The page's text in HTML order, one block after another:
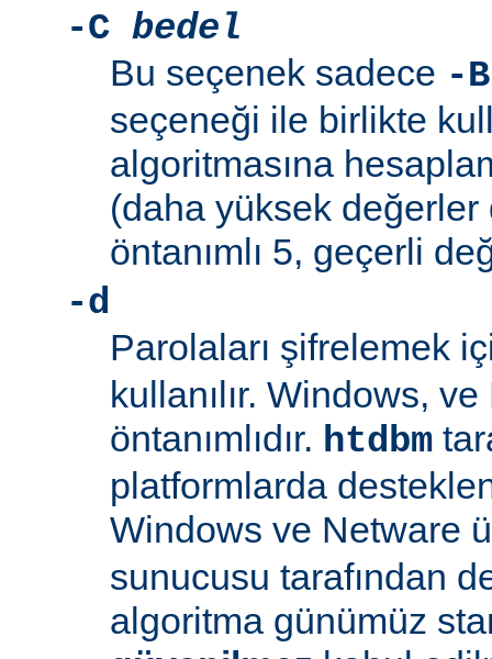
-C bedel
Bu seçenek sadece -B
seçeneği ile birlikte
algoritmasına
(daha yüksek
öntanımlı 5, geçerli
-d
Parolaları şifrelemek
kullanılır. Windows, ve
öntanımlıdır. htdbm
platformlarda
Windows ve Netware
sunucusu tarafından
algoritma günümüz